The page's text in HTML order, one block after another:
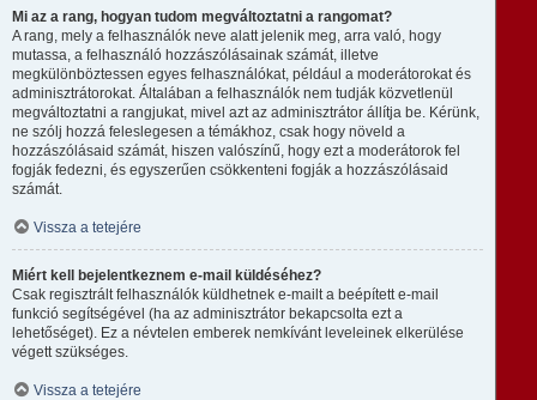
Mi az a rang, hogyan tudom megváltoztatni a rangomat?
A rang, mely a felhasználók neve alatt jelenik meg, arra való, hogy
mutassa, a felhasználó hozzászólásainak számát, illetve
megkülönböztessen egyes felhasználókat, például a moderátorokat és
adminisztrátorokat. Általában a felhasználók nem tudják közvetlenül
megváltoztatni a rangjukat, mivel azt az adminisztrátor állítja be. Kérünk,
ne szólj hozzá feleslegesen a témákhoz, csak hogy növeld a
hozzászólásaid számát, hiszen valószínű, hogy ezt a moderátorok fel
fogják fedezni, és egyszerűen csökkenteni fogják a hozzászólásaid
számát.
Vissza a tetejére
Miért kell bejelentkeznem e-mail küldéséhez?
Csak regisztrált felhasználók küldhetnek e-mailt a beépített e-mail
funkció segítségével (ha az adminisztrátor bekapcsolta ezt a
lehetőséget). Ez a névtelen emberek nemkívánt leveleinek elkerülése
végett szükséges.
Vissza a tetejére